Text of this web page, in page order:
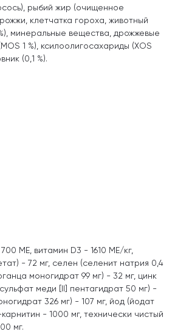
рыбий жир (очищенное
клетчатка гороха, животный
минеральные вещества, дрожжевые
1 %), ксилоолигосахариды (XOS
(0,1 %).
МЕ, витамин D3 - 1610 МЕ/кг,
- 72 мг, селен (селенит натрия 0,4
моногидрат 99 мг) - 32 мг, цинк
меди [II] пентагидрат 50 мг) -
326 мг) - 107 мг, йод (йодат
карнитин - 1000 мг, технически чистый
мг.